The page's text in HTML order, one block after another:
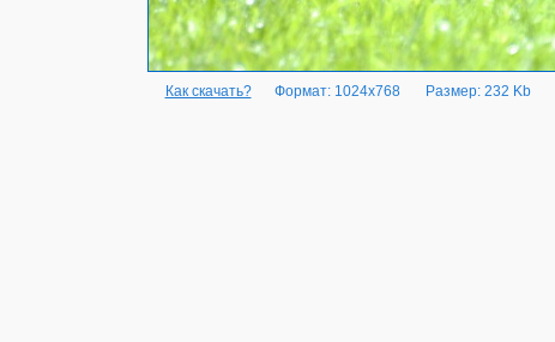
Как скачать? Формат: 1024x768 Размер: 232 Kb